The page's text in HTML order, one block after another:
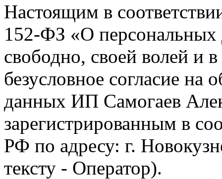
Настоящим в
152-ФЗ «О персональных
свободно, своей волей и
безусловное согласие на
данных ИП Самогаев
зарегистрированным в
РФ по адресу: г.
тексту - Оператор).